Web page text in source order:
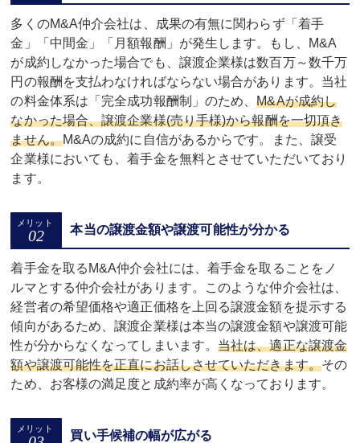
多くのM&A仲介会社は、成果の有無に関わらず「着手
金」「中間金」「月額報酬」が発生します。もし、M&A
が成約しなかった場合でも、譲渡企業様は数百万～数千万
円の報酬を支払わなければならない場合があります。当社
の料金体系は「完全成功報酬制」のため、M&Aが成約し
なかった場合、譲渡企業様(売り手様)から報酬を一切頂き
ません。M&Aの成約に自信があるからです。また、譲受
企業様においても、着手金を無料とさせていただいており
ます。
本当の譲渡金額や譲渡可能性が分かる
着手金を取るM&A仲介会社には、着手金を取ることをノ
ルマとする仲介会社があります。このような仲介会社は、
経営者の希望価格や適正価格を上回る譲渡金額を提示する
傾向があるため、譲渡企業様は本当の譲渡金額や譲渡可能
性が分からなくなってしまいます。当社は、適正な譲渡金
額や譲渡可能性を正直にお話しさせていただきます。その
ため、お客様の満足度と成約率が高くなっております。
買い手候補の幅が広がる